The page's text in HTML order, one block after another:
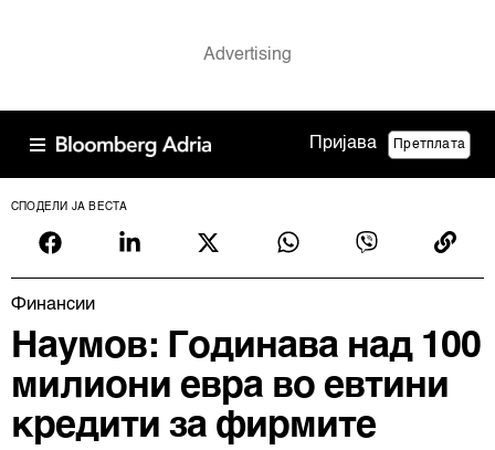
Пријава Претплата
СПОДЕЛИ ЈА ВЕСТА
Финансии
Наумов: Годинава над 100
милиони евра во евтини
кредити за фирмите